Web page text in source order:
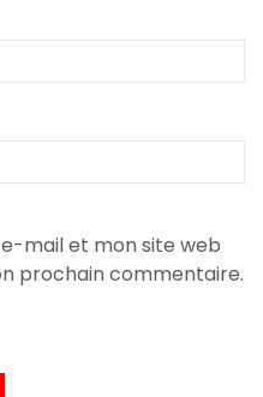
mail et mon site web
prochain commentaire.